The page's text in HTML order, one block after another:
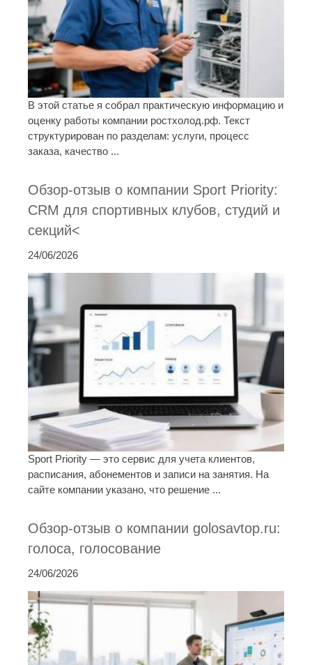
В этой статье я собрал практическую информацию и
оценку работы компании ростхолод.рф. Текст
структурирован по разделам: услуги, процесс
заказа, качество ...
Обзор-отзыв о компании Sport Priority:
CRM для спортивных клубов, студий и
секций<
24/06/2026
Sport Priority — это сервис для учета клиентов,
расписания, абонементов и записи на занятия. На
сайте компании указано, что решение ...
Обзор-отзыв о компании golosavtop.ru:
голоса, голосование
24/06/2026